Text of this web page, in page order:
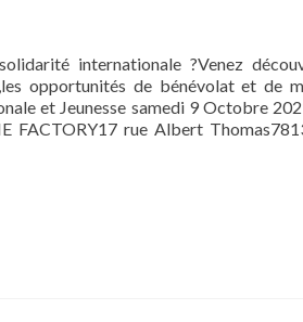
internationale ?Venez
opportunités de bénévolat et de
et Jeunesse samedi 9 Octobre
FACTORY17 rue Albert